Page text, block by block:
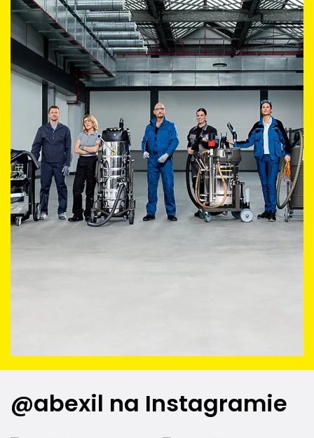
@abexil na Instagramie